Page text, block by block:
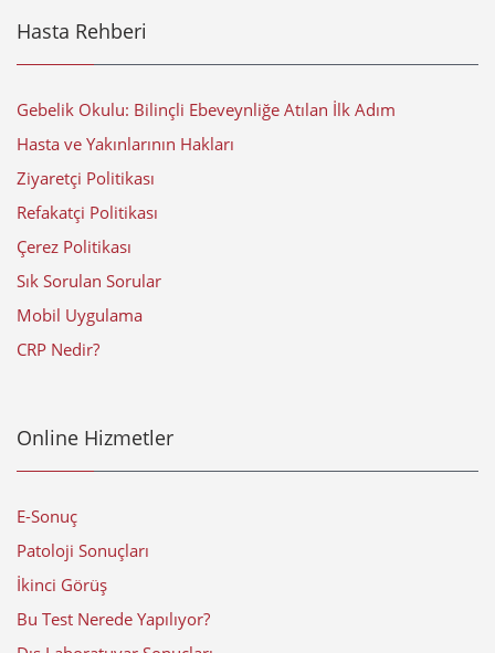
Hasta Rehberi
Gebelik Okulu: Bilinçli Ebeveynliğe Atılan İlk Adım
Hasta ve Yakınlarının Hakları
Ziyaretçi Politikası
Refakatçi Politikası
Çerez Politikası
Sık Sorulan Sorular
Mobil Uygulama
CRP Nedir?
Online Hizmetler
E-Sonuç
Patoloji Sonuçları
İkinci Görüş
Bu Test Nerede Yapılıyor?